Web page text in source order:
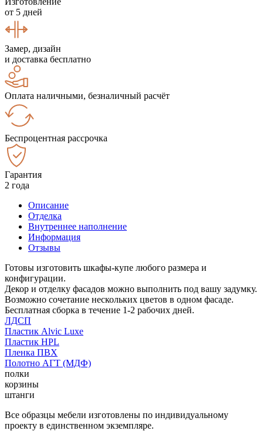
от 5 дней
Замер, дизайн
и доставка бесплатно
Оплата наличными, безналичный расчёт
Беспроцентная рассрочка
Гарантия
2 года
Описание
Отделка
Внутреннее наполнение
Информация
Отзывы
Готовы изготовить шкафы-купе любого размера и
конфигурации.
Декор и отделку фасадов можно выполнить под вашу задумку.
Возможно сочетание нескольких цветов в одном фасаде.
Бесплатная сборка в течение 1-2 рабочих дней.
ЛДСП
Пластик Alvic Luxe
Пластик HPL
Пленка ПВХ
Полотно АГТ (МДФ)
полки
корзины
штанги
Все образцы мебели изготовлены по индивидуальному
проекту в единственном экземпляре.